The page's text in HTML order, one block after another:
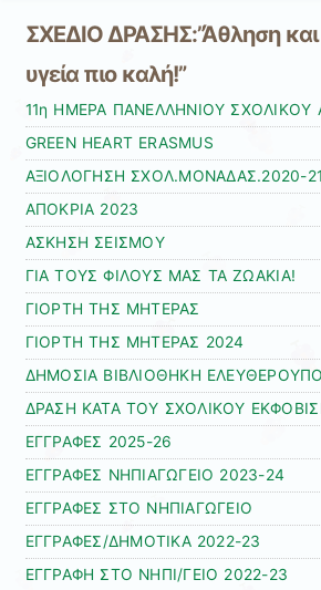
ΣΧΕΔΙΟ ΔΡΑΣΗΣ:”Άθληση και
υγεία πιο καλή!”
11η ΗΜΕΡΑ ΠΑΝΕΛΛΗΝΙΟΥ ΣΧΟΛΙΚΟΥ
GREEN HEART ERASMUS
ΑΞΙΟΛΟΓΗΣΗ ΣΧΟΛ.ΜΟΝΑΔΑΣ.2020-21
ΑΠΟΚΡΙΑ 2023
ΑΣΚΗΣΗ ΣΕΙΣΜΟΥ
ΓΙΑ ΤΟΥΣ ΦΙΛΟΥΣ ΜΑΣ ΤΑ ΖΩΑΚΙΑ!
ΓΙΟΡΤΗ ΤΗΣ ΜΗΤΕΡΑΣ
ΓΙΟΡΤΗ ΤΗΣ ΜΗΤΕΡΑΣ 2024
ΔΗΜΟΣΙΑ ΒΙΒΛΙΟΘΗΚΗ
ΔΡΑΣΗ ΚΑΤΑ ΤΟΥ ΣΧΟΛΙΚΟΥ
ΕΓΓΡΑΦΕΣ 2025-26
ΕΓΓΡΑΦΕΣ ΝΗΠΙΑΓΩΓΕΙΟ 2023-24
ΕΓΓΡΑΦΕΣ ΣΤΟ ΝΗΠΙΑΓΩΓΕΙΟ
ΕΓΓΡΑΦΕΣ/ΔΗΜΟΤΙΚΑ 2022-23
ΕΓΓΡΑΦΗ ΣΤΟ ΝΗΠΙ/ΓΕΙΟ 2022-23